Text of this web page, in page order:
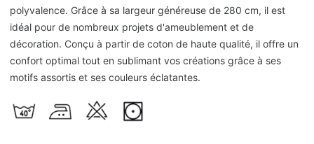
polyvalence. Grâce à sa largeur généreuse de 280 cm, il est
idéal pour de nombreux projets d'ameublement et de
décoration. Conçu à partir de coton de haute qualité, il offre un
confort optimal tout en sublimant vos créations grâce à ses
motifs assortis et ses couleurs éclatantes.